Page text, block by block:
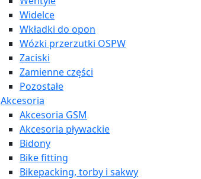
Widelce
Wkładki do opon
Wózki przerzutki OSPW
Zaciski
Zamienne części
Pozostałe
Akcesoria
Akcesoria GSM
Akcesoria pływackie
Bidony
Bike fitting
Bikepacking, torby i sakwy